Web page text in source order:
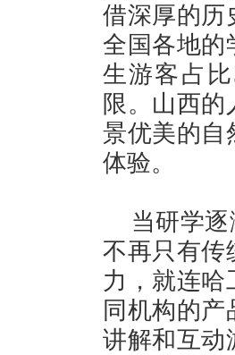
借深厚的历
全国各地的
生游客占
限。山西
景优美的自
体验。
当研学
不再只有传
力，就连哈
同机构的
讲解和互动